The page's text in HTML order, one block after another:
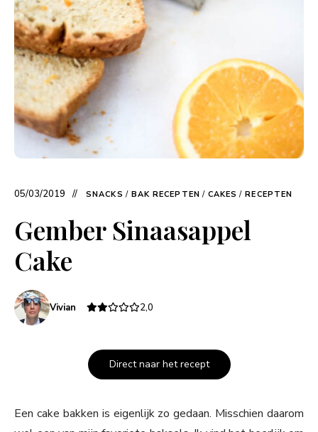
05/03/2019 SNACKS / BAK RECEPTEN / CAKES / RECEPTEN
Gember Sinaasappel
Cake
Vivian 2,0
Direct naar het recept
Een cake bakken is eigenlijk zo gedaan. Misschien daarom